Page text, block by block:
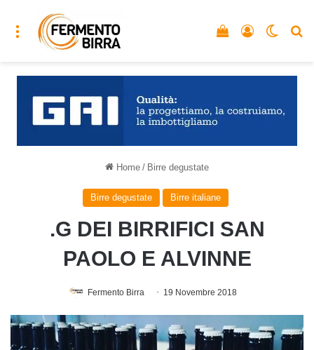
Menu Accedi
Vedi il carrello
Home / Birre degustate
Birre degustate Birre italiane
.G DEI BIRRIFICI SAN
PAOLO E ALVINNE
Fermento Birra 19 Novembre 2018